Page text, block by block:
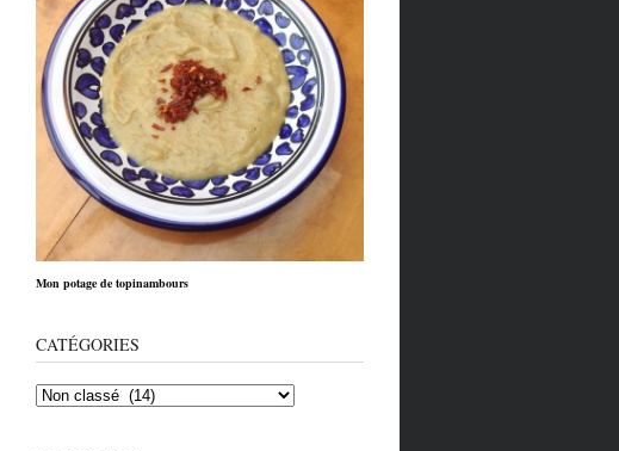
Mon potage de topinambours
CATÉGORIES